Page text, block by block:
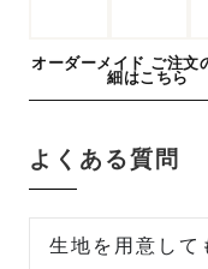
オーダーメイド ご注文
細はこちら
よくある質問
生地を用意して